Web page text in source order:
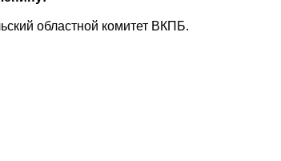
областной комитет ВКПБ.